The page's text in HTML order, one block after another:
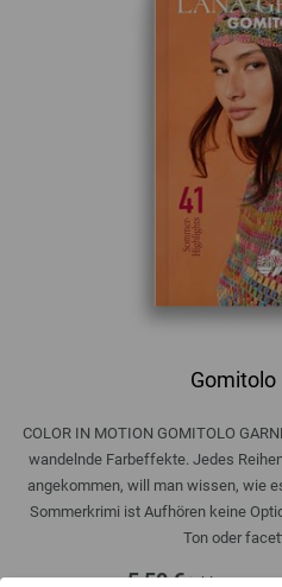
Gomitolo
COLOR IN MOTION GOMITOLO
wandelnde Farbeffekte. Jedes
angekommen, will man wissen, wie
Sommerkrimi ist Aufhören keine
Ton oder
5,50 € inkl. MwSt.,